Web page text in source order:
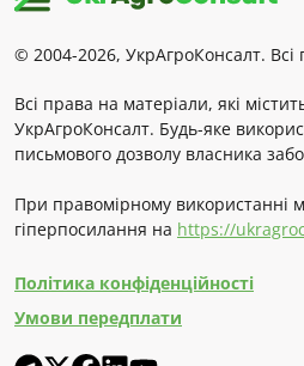
© 2004-2026, УкрАгроКонсалт. Всі
Всі права на матеріали, які
УкрАгроКонсалт. Будь-яке
письмового дозволу власника
При правомірному використанні
гіперпосилання на https://
Політика конфіденційності
Умови передплати